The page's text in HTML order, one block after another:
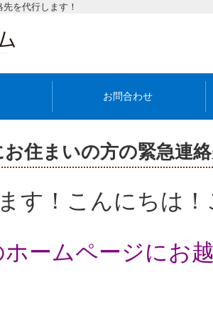
を代行します！
お問合わせ
お住まいの方の緊急連
す！こんにちは！
ームページにお